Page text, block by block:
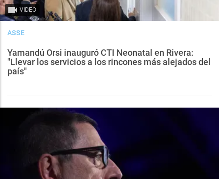
VIDEO
ASSE
Yamandú Orsi inauguró CTI Neonatal en Rivera:
"Llevar los servicios a los rincones más alejados del
país"